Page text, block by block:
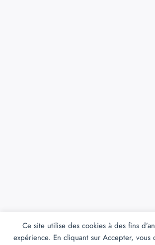
Ce site utilise des cookies à des fins
expérience. En cliquant sur Accepter, vous